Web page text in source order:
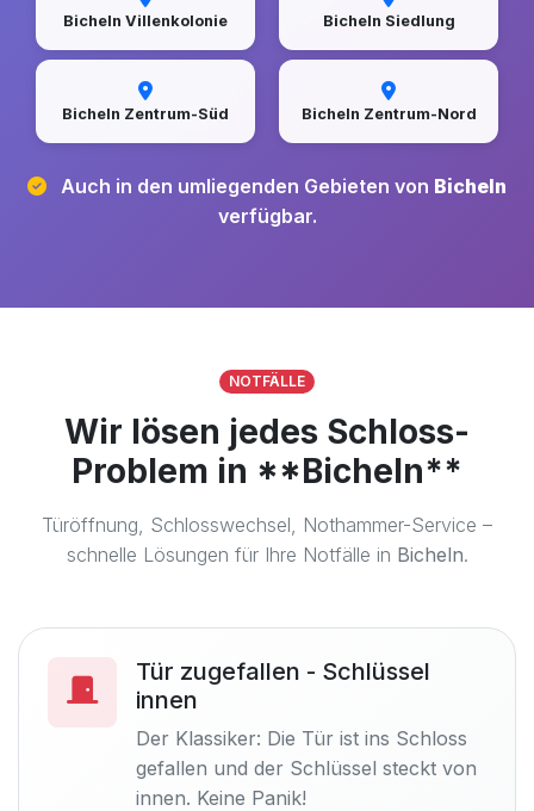
Bicheln Villenkolonie Bicheln Siedlung
Bicheln Zentrum-Süd Bicheln Zentrum-Nord
Auch in den umliegenden Gebieten von Bicheln
verfügbar.
NOTFÄLLE
Wir lösen jedes Schloss-
Problem in **Bicheln**
Türöffnung, Schlosswechsel, Nothammer-Service –
schnelle Lösungen für Ihre Notfälle in Bicheln.
Tür zugefallen - Schlüssel
innen
Der Klassiker: Die Tür ist ins Schloss
gefallen und der Schlüssel steckt von
innen. Keine Panik!